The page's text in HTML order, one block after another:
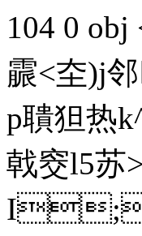
104 0
霢<圶)j
p聵狚热
戟窔l5苏